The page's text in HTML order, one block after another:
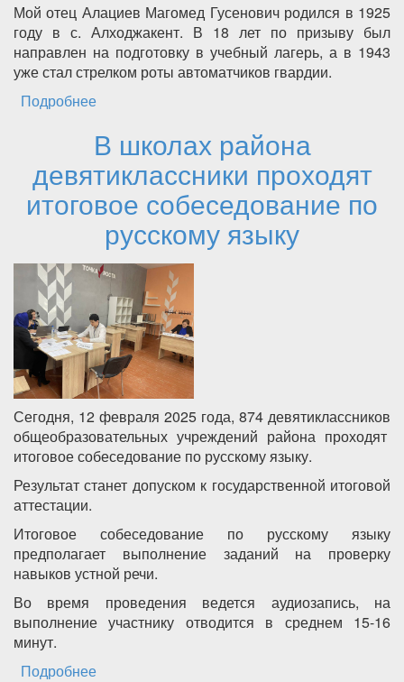
Мой отец Алациев Магомед Гусенович родился в 1925
году в с. Алходжакент. В 18 лет по призыву был
направлен на подготовку в учебный лагерь, а в 1943
уже стал стрелком роты автоматчиков гвардии.
Подробнее
участие в проекте "Мы потомки победителей
В школах района
девятиклассники проходят
итоговое собеседование по
русскому языку
Сегодня, 12 февраля 2025 года, 874 девятиклассников
общеобразовательных учреждений района проходят
итоговое собеседование по русскому языку.
Результат станет допуском к государственной итоговой
аттестации.
Итоговое собеседование по русскому языку
предполагает выполнение заданий на проверку
навыков устной речи.
Во время проведения ведется аудиозапись, на
выполнение участнику отводится в среднем 15-16
минут.
Подробнее